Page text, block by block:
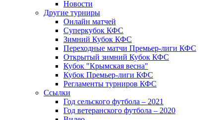
Новости
Другие турниры
Онлайн матчей
Суперкубок КФС
Зимний Кубок КФС
Переходные матчи Премьер-лиги КФС
Открытый зимний Кубок КФС
Кубок "Крымская весна"
Кубок Премьер-лиги КФС
Регламенты турниров КФС
Ссылки
Год сельского футбола – 2021
Год ветеранского футбола – 2020